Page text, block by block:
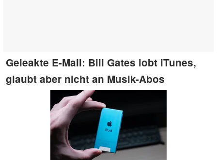
Geleakte E-Mail: Bill Gates lobt iTunes,
glaubt aber nicht an Musik-Abos